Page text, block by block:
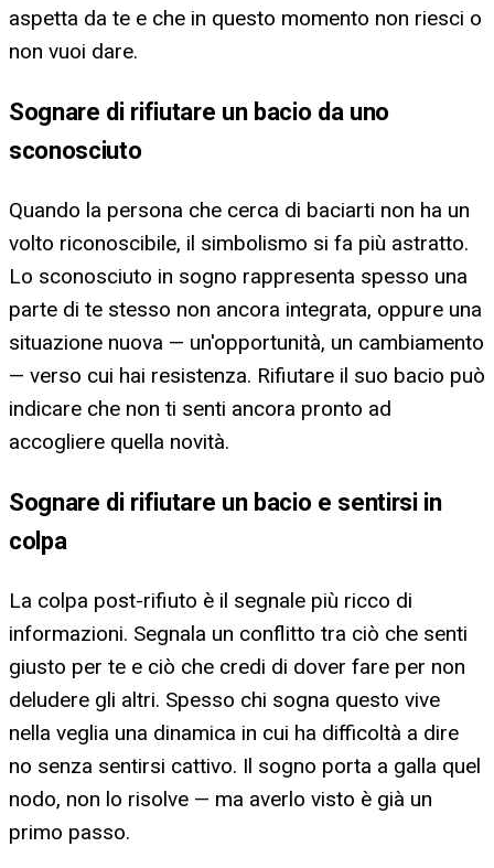
aspetta da te e che in questo momento non riesci o
non vuoi dare.
Sognare di rifiutare un bacio da uno
sconosciuto
Quando la persona che cerca di baciarti non ha un
volto riconoscibile, il simbolismo si fa più astratto.
Lo sconosciuto in sogno rappresenta spesso una
parte di te stesso non ancora integrata, oppure una
situazione nuova — un'opportunità, un cambiamento
— verso cui hai resistenza. Rifiutare il suo bacio può
indicare che non ti senti ancora pronto ad
accogliere quella novità.
Sognare di rifiutare un bacio e sentirsi in
colpa
La colpa post-rifiuto è il segnale più ricco di
informazioni. Segnala un conflitto tra ciò che senti
giusto per te e ciò che credi di dover fare per non
deludere gli altri. Spesso chi sogna questo vive
nella veglia una dinamica in cui ha difficoltà a dire
no senza sentirsi cattivo. Il sogno porta a galla quel
nodo, non lo risolve — ma averlo visto è già un
primo passo.